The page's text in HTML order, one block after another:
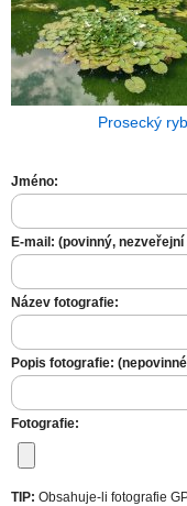
Prosecký
Jméno:
E-mail: (povinný, nezveřejní
Název fotografie:
Popis fotografie:
Fotografie:
TIP: Obsahuje-li fotografie